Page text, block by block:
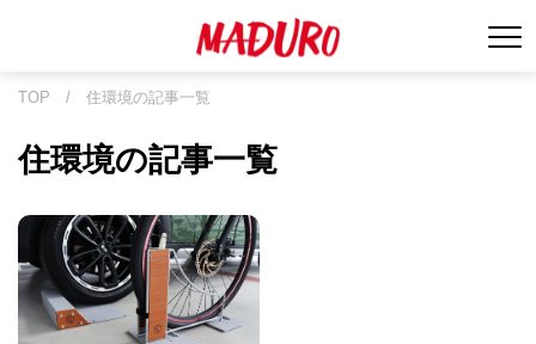
TOP / 住環境の記事一覧
住環境の記事一覧